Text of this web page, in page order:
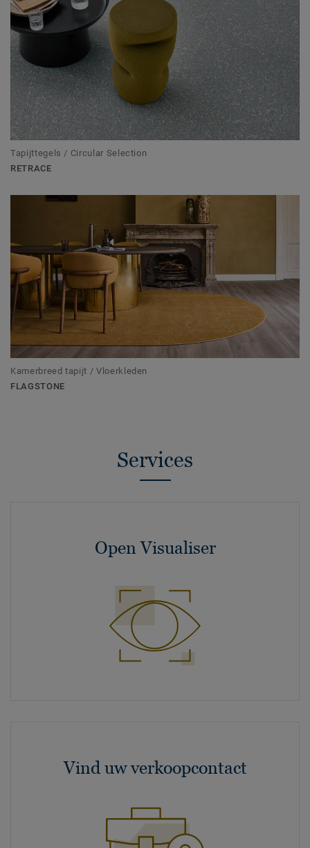
Tapijttegels / Circular Selection
RETRACE
Kamerbreed tapijt / Vloerkleden
FLAGSTONE
Services
Open Visualiser
Vind uw verkoopcontact